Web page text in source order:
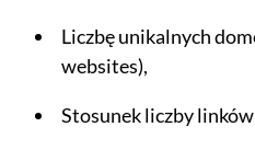
Liczbę unikalnych
websites),
Stosunek liczby